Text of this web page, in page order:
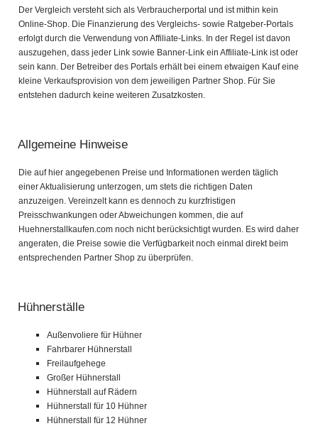
Der Vergleich versteht sich als Verbraucherportal und ist mithin kein
Online-Shop. Die Finanzierung des Vergleichs- sowie Ratgeber-Portals
erfolgt durch die Verwendung von Affiliate-Links. In der Regel ist davon
auszugehen, dass jeder Link sowie Banner-Link ein Affiliate-Link ist oder
sein kann. Der Betreiber des Portals erhält bei einem etwaigen Kauf eine
kleine Verkaufsprovision von dem jeweiligen Partner Shop. Für Sie
entstehen dadurch keine weiteren Zusatzkosten.
Allgemeine Hinweise
Die auf hier angegebenen Preise und Informationen werden täglich
einer Aktualisierung unterzogen, um stets die richtigen Daten
anzuzeigen. Vereinzelt kann es dennoch zu kurzfristigen
Preisschwankungen oder Abweichungen kommen, die auf
Huehnerstallkaufen.com noch nicht berücksichtigt wurden. Es wird daher
angeraten, die Preise sowie die Verfügbarkeit noch einmal direkt beim
entsprechenden Partner Shop zu überprüfen.
Hühnerställe
Außenvoliere für Hühner
Fahrbarer Hühnerstall
Freilaufgehege
Großer Hühnerstall
Hühnerstall auf Rädern
Hühnerstall für 10 Hühner
Hühnerstall für 12 Hühner